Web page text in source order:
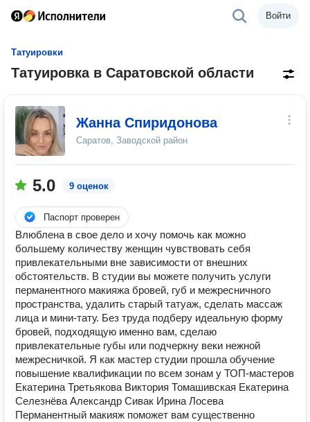
Войти
Татуировки
Татуировка в Саратовской области
Жанна Спиридонова
Саратов, Заводской район
5.0 9 оценок
Паспорт проверен
Влюблена в свое дело и хочу помочь как можно
большему количеству женщин чувствовать себя
привлекательными вне зависимости от внешних
обстоятельств. В студии вы можете получить услуги
перманентного макияжа бровей, губ и межресничного
пространства, удалить старый татуаж, сделать массаж
лица и мини-тату. Без труда подберу идеальную форму
бровей, подходящую именно вам, сделаю
привлекательные губы или подчеркну веки нежной
межресничкой. Я как мастер студии прошла обучение
повышение квалификации по всем зонам у ТОП-мастеров
Екатерина Третьякова Виктория Томашивская Екатерина
Селезнёва Александр Сивак Ирина Лосева
Перманентный макияж поможет вам существенно